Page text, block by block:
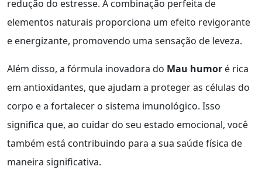
redução do estresse. A combinação perfeita de
elementos naturais proporciona um efeito revigorante
e energizante, promovendo uma sensação de leveza.
Além disso, a fórmula inovadora do Mau humor é rica
em antioxidantes, que ajudam a proteger as células do
corpo e a fortalecer o sistema imunológico. Isso
significa que, ao cuidar do seu estado emocional, você
também está contribuindo para a sua saúde física de
maneira significativa.